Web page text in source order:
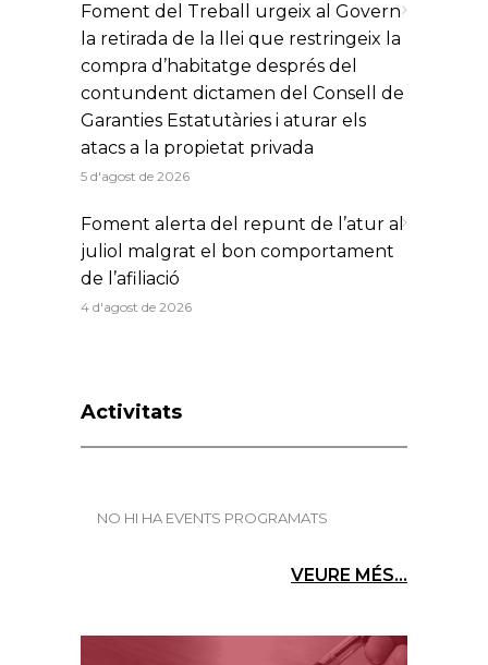
Foment del Treball urgeix al Govern
la retirada de la llei que restringeix la
compra d’habitatge després del
contundent dictamen del Consell de
Garanties Estatutàries i aturar els
atacs a la propietat privada
5 d'agost de 2026
Foment alerta del repunt de l’atur al
juliol malgrat el bon comportament
de l’afiliació
4 d'agost de 2026
Activitats
NO HI HA EVENTS PROGRAMATS
VEURE MÉS...